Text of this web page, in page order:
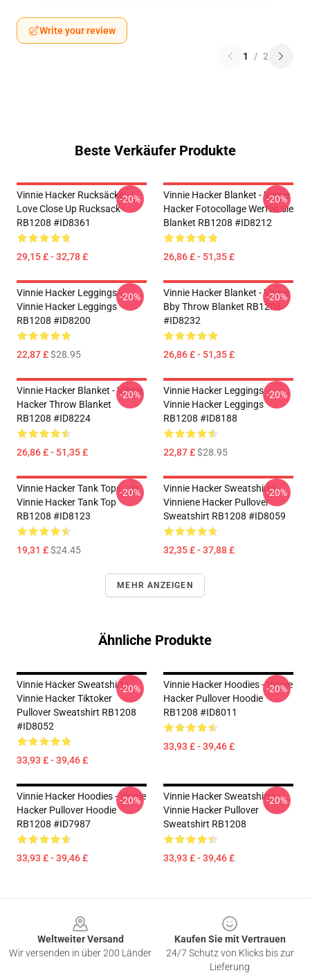
Write your review
1 / 2
Beste Verkäufer Produkte
Vinnie Hacker Rucksäcke - I
Love Close Up Rucksack
RB1208 #ID8361
29,15 £ - 32,78 £
-20%
Vinnie Hacker Blanket - Vinnie
Hacker Fotocollage Werfen Sie
Blanket RB1208 #ID8212
26,86 £ - 51,35 £
-20%
Vinnie Hacker Leggings -
Vinnie Hacker Leggings
RB1208 #ID8200
22,87 £$28.95
-20%
Vinnie Hacker Blanket - Vinnie
Bby Throw Blanket RB1208
#ID8232
26,86 £ - 51,35 £
-20%
Vinnie Hacker Blanket - Vinnie
Hacker Throw Blanket
RB1208 #ID8224
26,86 £ - 51,35 £
-20%
Vinnie Hacker Leggings -
Vinnie Hacker Leggings
RB1208 #ID8188
22,87 £$28.95
-20%
Vinnie Hacker Tank Tops - Ja.
Vinnie Hacker Tank Top
RB1208 #ID8123
19,31 £$24.45
-20%
Vinnie Hacker Sweatshirts -
Vinniene Hacker Pullover
Sweatshirt RB1208 #ID8059
32,35 £ - 37,88 £
-20%
MEHR ANZEIGEN
Ähnliche Produkte
Vinnie Hacker Sweatshirts -
Vinnie Hacker Tiktoker
Pullover Sweatshirt RB1208
#ID8052
33,93 £ - 39,46 £
-20%
Vinnie Hacker Hoodies - Vinnie
Hacker Pullover Hoodie
RB1208 #ID8011
33,93 £ - 39,46 £
-20%
Vinnie Hacker Hoodies - Vinnie
Hacker Pullover Hoodie
RB1208 #ID7987
33,93 £ - 39,46 £
-20%
Vinnie Hacker Sweatshirts -
Vinnie Hacker Pullover
Sweatshirt RB1208
33,93 £ - 39,46 £
-20%
Weltweiter Versand
Wir versenden in über 200 Länder
Kaufen Sie mit Vertrauen
24/7 Schutz von Klicks bis zur
Lieferung